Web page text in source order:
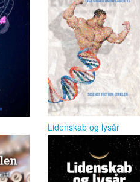
Lidenskab og lysår